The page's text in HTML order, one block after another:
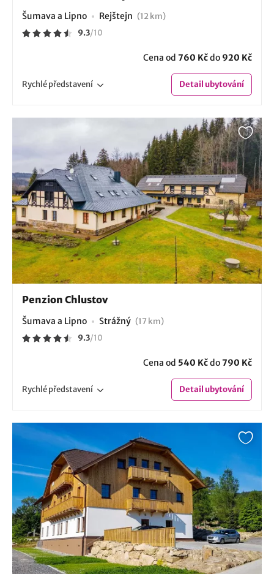
Šumava a Lipno Rejštejn (12 km)
9.3/10
Cena od 760 Kčdo 920 Kč
Rychlépředstavení Detailubytování
Penzion Chlustov
Šumava a Lipno Strážný (17 km)
9.3/10
Cena od 540 Kčdo790 Kč
Rychlépředstavení Detailubytování